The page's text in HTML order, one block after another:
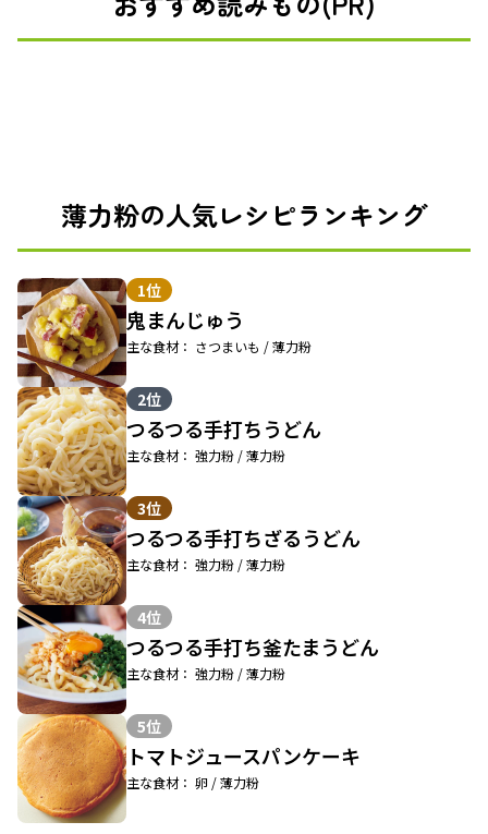
薄力粉の人気レシピランキング
1位
鬼まんじゅう
主な食材： さつまいも / 薄力粉
2位
つるつる手打ちうどん
主な食材： 強力粉 / 薄力粉
3位
つるつる手打ちざるうどん
主な食材： 強力粉 / 薄力粉
4位
つるつる手打ち釜たまうどん
主な食材： 強力粉 / 薄力粉
5位
トマトジュースパンケーキ
主な食材： 卵 / 薄力粉